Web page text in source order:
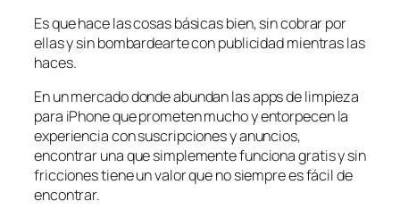
Es que hace las cosas básicas bien, sin cobrar por
ellas y sin bombardearte con publicidad mientras las
haces.
En un mercado donde abundan las apps de limpieza
para iPhone que prometen mucho y entorpecen la
experiencia con suscripciones y anuncios,
encontrar una que simplemente funciona gratis y sin
fricciones tiene un valor que no siempre es fácil de
encontrar.